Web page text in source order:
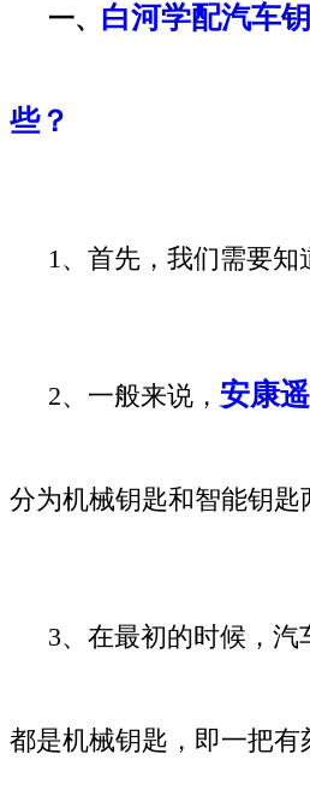
一、 白河学配汽车
些？
1、首先，我们需要知
2、一般来说， 安康
分为机械钥匙和智能钥匙
3、在最初的时候，汽
都是机械钥匙，即一把有